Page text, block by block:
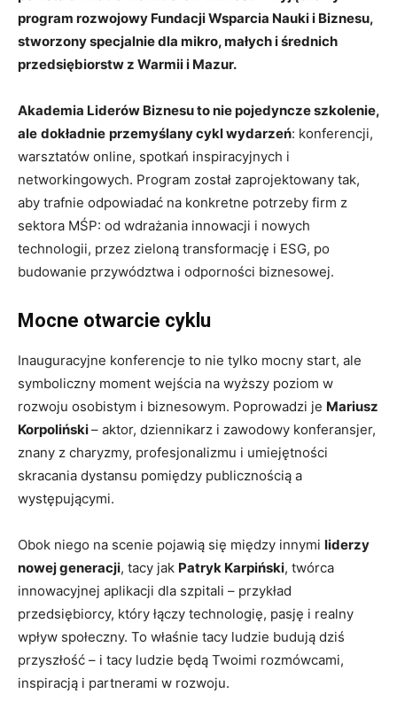
program rozwojowy Fundacji Wsparcia Nauki i Biznesu,
stworzony specjalnie dla mikro, małych i średnich
przedsiębiorstw z Warmii i Mazur.
Akademia Liderów Biznesu to nie pojedyncze szkolenie,
ale dokładnie przemyślany cykl wydarzeń: konferencji,
warsztatów online, spotkań inspiracyjnych i
networkingowych. Program został zaprojektowany tak,
aby trafnie odpowiadać na konkretne potrzeby firm z
sektora MŚP: od wdrażania innowacji i nowych
technologii, przez zieloną transformację i ESG, po
budowanie przywództwa i odporności biznesowej.
Mocne otwarcie cyklu
Inauguracyjne konferencje to nie tylko mocny start, ale
symboliczny moment wejścia na wyższy poziom w
rozwoju osobistym i biznesowym. Poprowadzi je Mariusz
Korpoliński– aktor, dziennikarz i zawodowy konferansjer,
znany z charyzmy, profesjonalizmu i umiejętności
skracania dystansu pomiędzy publicznością a
występującymi.
Obok niego na scenie pojawią się między innymi liderzy
nowej generacji, tacy jak Patryk Karpiński, twórca
innowacyjnej aplikacji dla szpitali – przykład
przedsiębiorcy, który łączy technologię, pasję i realny
wpływ społeczny. To właśnie tacy ludzie budują dziś
przyszłość – i tacy ludzie będą Twoimi rozmówcami,
inspiracją i partnerami w rozwoju.